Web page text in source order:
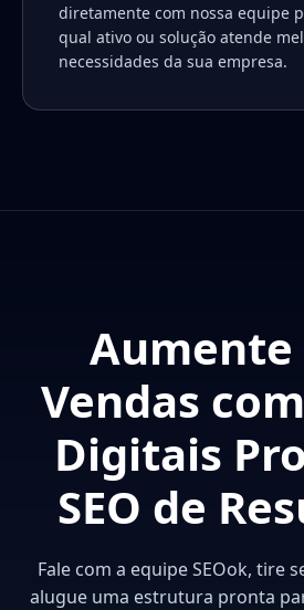
diretamente com nossa equipe
qual ativo ou solução atende
necessidades da sua empresa.
Aumente
Vendas
Digitais
SEO de
Fale com a equipe SEOok, tire
alugue uma estrutura pronta